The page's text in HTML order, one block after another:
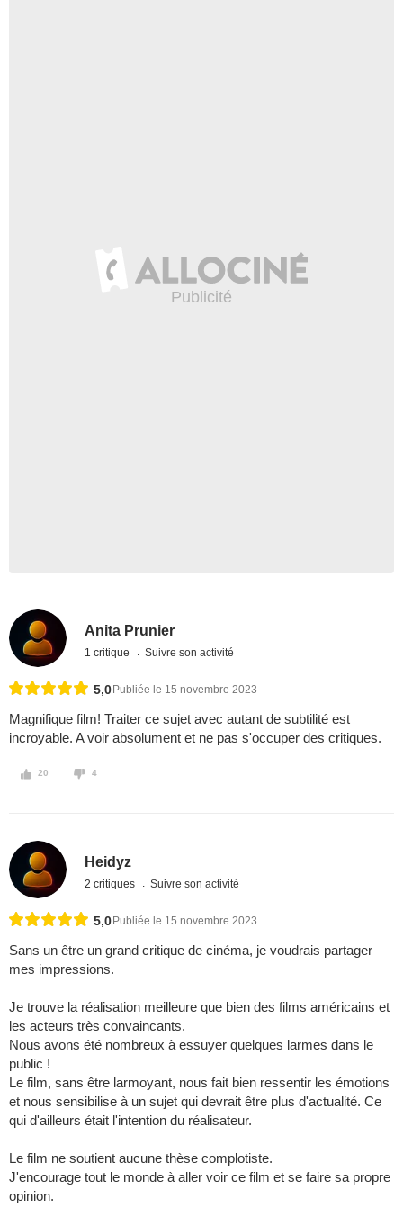
Anita Prunier
1 critique Suivre son activité
5,0 Publiée le 15 novembre 2023
Magnifique film! Traiter ce sujet avec autant de subtilité est
incroyable. A voir absolument et ne pas s'occuper des critiques.
20 4
Heidyz
2 critiques Suivre son activité
5,0 Publiée le 15 novembre 2023
Sans un être un grand critique de cinéma, je voudrais partager
mes impressions.
Je trouve la réalisation meilleure que bien des films américains et
les acteurs très convaincants.
Nous avons été nombreux à essuyer quelques larmes dans le
public !
Le film, sans être larmoyant, nous fait bien ressentir les émotions
et nous sensibilise à un sujet qui devrait être plus d'actualité. Ce
qui d'ailleurs était l'intention du réalisateur.
Le film ne soutient aucune thèse complotiste.
J'encourage tout le monde à aller voir ce film et se faire sa propre
opinion.